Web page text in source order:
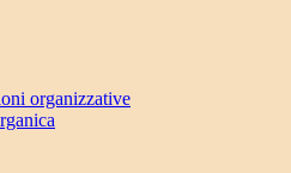
organizzative